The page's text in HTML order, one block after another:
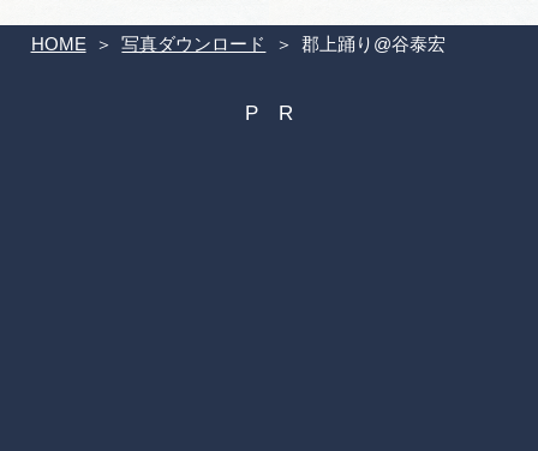
HOME 写真ダウンロード 郡上踊り@谷泰宏